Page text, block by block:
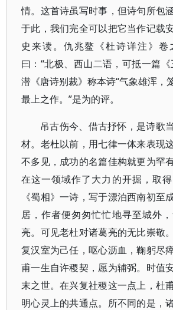
情。这首诗虽写时事，但诗句所包
于此，我们完全可以把它当作记载
史来读。仇兆鳌《杜诗详注》卷
曰：“北极、西山二语，可抵一篇
潜《唐诗别裁》称本诗“气象雄浑，
最上之作。”是为的评。
吊古伤今、借古抒怀，是诗歌
材。老杜以前，用七律一体来表现
不多见，成功的名篇佳构就更为罕
在这一领域作了大力的开掘，取得
《蜀相》一诗，写于漂泊西南初至
居，作者便匆匆忙忙地寻至城外
亮。可见老杜对诸葛亮的无比崇敬
复汉室为己任，呕心沥血，鞠躬尽
甫一生自许稷契，愿为辅弼。时值
末之世。在兴复社稷这一点上，杜
明心灵上的共通点。所不同的是，